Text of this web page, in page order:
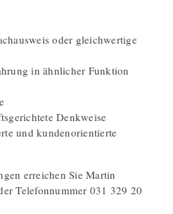
oder gleichwertige
in ähnlicher Funktion
Denkweise
und kundenorientierte
erreichen Sie Martin
Telefonnummer 031 329 20